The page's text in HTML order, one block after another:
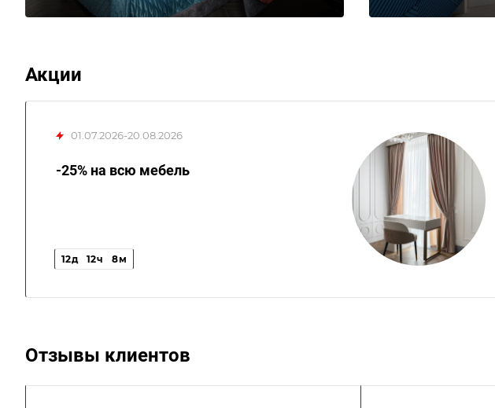
Акции
01.07.2026-20.08.2026
-25% на всю мебель
12д 12ч 8м
Отзывы клиентов